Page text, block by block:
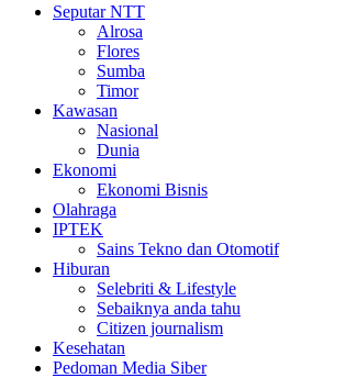
Seputar NTT
Alrosa
Flores
Sumba
Timor
Kawasan
Nasional
Dunia
Ekonomi
Ekonomi Bisnis
Olahraga
IPTEK
Sains Tekno dan Otomotif
Hiburan
Selebriti & Lifestyle
Sebaiknya anda tahu
Citizen journalism
Kesehatan
Pedoman Media Siber